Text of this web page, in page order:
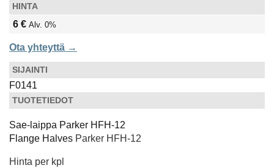
HINTA
6 € Alv. 0%
Ota yhteyttä →
SIJAINTI
F0141
TUOTETIEDOT
Sae-laippa Parker HFH-12
Flange Halves Parker HFH-12
Hinta per kpl